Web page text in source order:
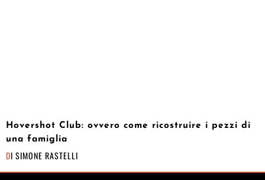
Hovershot Club: ovvero come ricostruire i pezzi di
una famiglia
DI SIMONE RASTELLI